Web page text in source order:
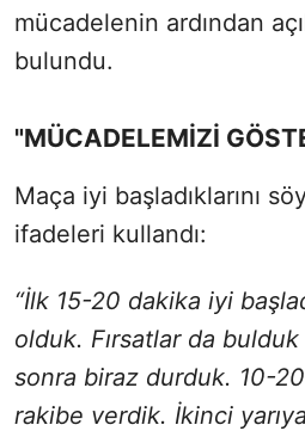
mücadelenin ardından
bulundu.
"MÜCADELEMİZİ
Maça iyi başladıklarını
ifadeleri kullandı:
“İlk 15-20 dakika iyi
olduk. Fırsatlar da
sonra biraz durduk. 10-
rakibe verdik. İkinci